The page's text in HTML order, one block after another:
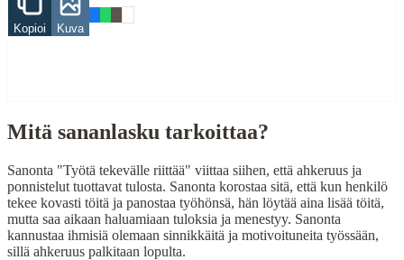
Related Topics
Understanding Finnish cultural wisdom
Finding quotes for speeches or writing
Cultural Context
Language:Finnish (suomi)
Kopioi Kuva
Mitä sananlasku tarkoittaa?
Sanonta "Työtä tekevälle riittää" viittaa siihen, että ahkeruus ja
ponnistelut tuottavat tulosta. Sanonta korostaa sitä, että kun henkilö
tekee kovasti töitä ja panostaa työhönsä, hän löytää aina lisää töitä,
mutta saa aikaan haluamiaan tuloksia ja menestyy. Sanonta
kannustaa ihmisiä olemaan sinnikkäitä ja motivoituneita työssään,
sillä ahkeruus palkitaan lopulta.